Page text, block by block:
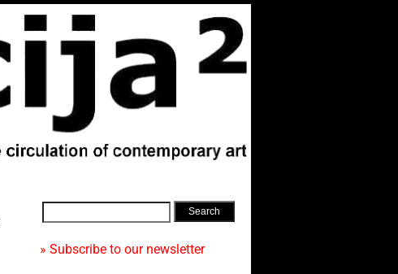
» Subscribe to our newsletter